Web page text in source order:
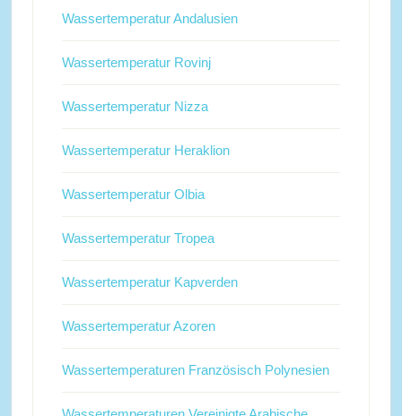
Wassertemperatur Andalusien
Wassertemperatur Rovinj
Wassertemperatur Nizza
Wassertemperatur Heraklion
Wassertemperatur Olbia
Wassertemperatur Tropea
Wassertemperatur Kapverden
Wassertemperatur Azoren
Wassertemperaturen Französisch Polynesien